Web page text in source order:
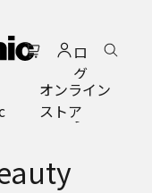
ロ
グ
イ
ン
オンライン
ストア